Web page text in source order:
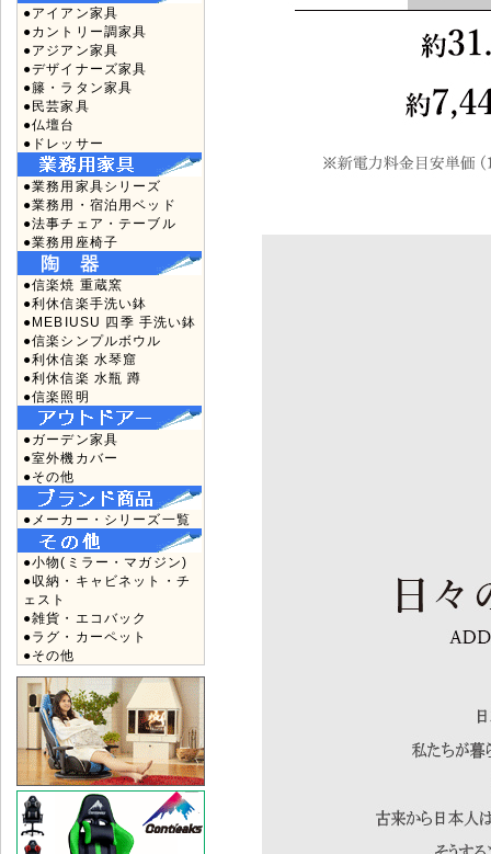
●アイアン家具
●カントリー調家具
●アジアン家具
●デザイナーズ家具
●籐・ラタン家具
●民芸家具
●仏壇台
●ドレッサー
●業務用家具シリーズ
●業務用・宿泊用ベッド
●法事チェア・テーブル
●業務用座椅子
●信楽焼 重蔵窯
●利休信楽手洗い鉢
●MEBIUSU 四季 手洗い鉢
●信楽シンプルボウル
●利休信楽 水琴窟
●利休信楽 水瓶 蹲
●信楽照明
●ガーデン家具
●室外機カバー
●その他
●メーカー・シリーズ一覧
●小物(ミラー・マガジン)
●収納・キャビネット・チ
ェスト
●雑貨・エコバック
●ラグ・カーペット
●その他